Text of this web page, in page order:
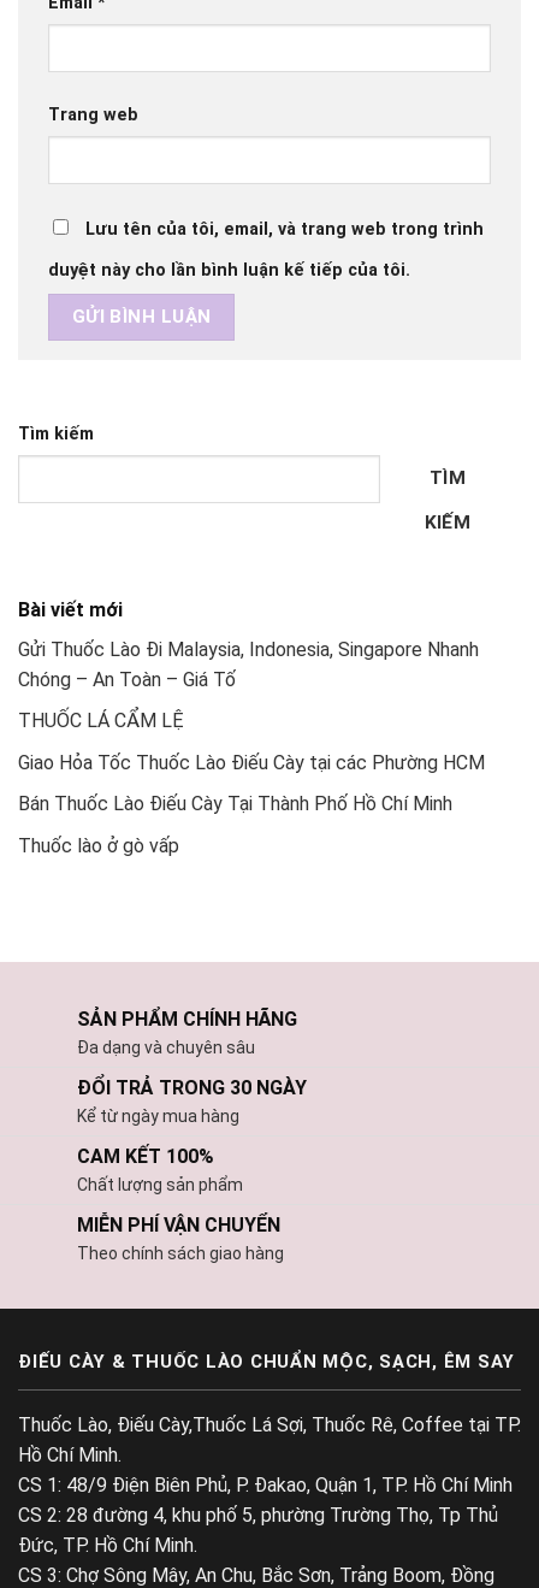
Tìm kiếm
TÌM
KIẾM
Bài viết mới
Gửi Thuốc Lào Đi Malaysia, Indonesia, Singapore Nhanh
Chóng – An Toàn – Giá Tố
THUỐC LÁ CẨM LỆ
Giao Hỏa Tốc Thuốc Lào Điếu Cày tại các Phường HCM
Bán Thuốc Lào Điếu Cày Tại Thành Phố Hồ Chí Minh
Thuốc lào ở gò vấp
Trang web
Lưu tên của tôi, email, và trang web trong trình
duyệt này cho lần bình luận kế tiếp của tôi.
SẢN PHẨM CHÍNH HÃNG
Đa dạng và chuyên sâu
ĐỔI TRẢ TRONG 30 NGÀY
Kể từ ngày mua hàng
CAM KẾT 100%
Chất lượng sản phẩm
MIỄN PHÍ VẬN CHUYỂN
Theo chính sách giao hàng
ĐIẾU CÀY & THUỐC LÀO CHUẨN MỘC, SẠCH, ÊM SAY
Thuốc Lào, Điếu Cày,Thuốc Lá Sợi, Thuốc Rê, Coffee tại TP.
Hồ Chí Minh.
CS 1: 48/9 Điện Biên Phủ, P. Đakao, Quận 1, TP. Hồ Chí Minh
CS 2: 28 đường 4, khu phố 5, phường Trường Thọ, Tp Thủ
Đức, TP. Hồ Chí Minh.
CS 3: Chợ Sông Mây, An Chu, Bắc Sơn, Trảng Boom, Đồng